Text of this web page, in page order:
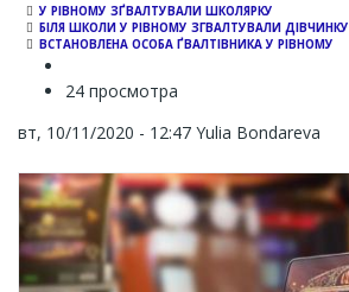
У РІВНОМУ ЗҐВАЛТУВАЛИ ШКОЛЯРКУ
БІЛЯ ШКОЛИ У РІВНОМУ ЗГВАЛТУВАЛИ ДІВЧИНКУ
ВСТАНОВЛЕНА ОСОБА ҐВАЛТІВНИКА У РІВНОМУ
24 просмотра
вт, 10/11/2020 - 12:47 Yulia Bondareva